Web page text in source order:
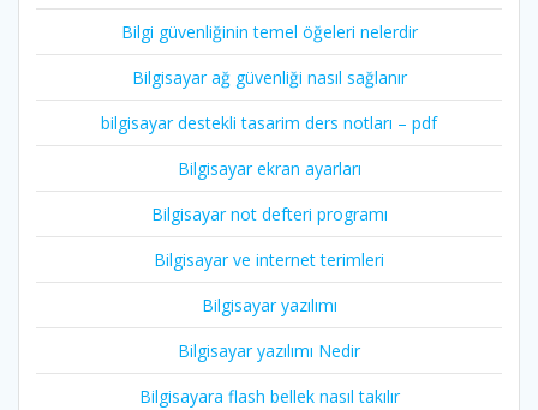
Bilgi güvenliğinin temel öğeleri nelerdir
Bilgisayar ağ güvenliği nasıl sağlanır
bilgisayar destekli tasarim ders notları – pdf
Bilgisayar ekran ayarları
Bilgisayar not defteri programı
Bilgisayar ve internet terimleri
Bilgisayar yazılımı
Bilgisayar yazılımı Nedir
Bilgisayara flash bellek nasıl takılır